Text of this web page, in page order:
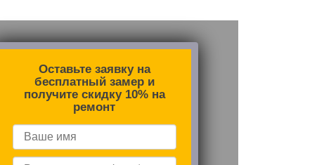
Оставьте заявку на
бесплатный замер и
получите скидку 10% на
ремонт